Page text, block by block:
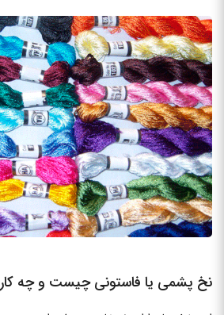
نخ پشمی یا فاستونی چیست و چه